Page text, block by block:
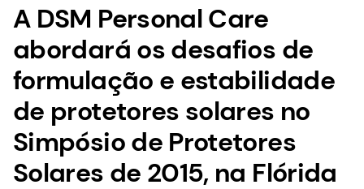
A DSM Personal Care
abordará os desafios de
formulação e estabilidade
de protetores solares no
Simpósio de Protetores
Solares de 2015, na Flórida